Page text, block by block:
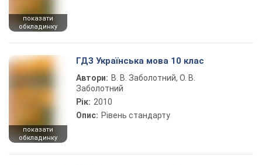
показати
обкладинку
показати
обкладинку
ГДЗ Українська мова 10 клас
Автори: В. В. Заболотний, О. В.
Заболотний
Рік: 2010
Опис: Рівень стандарту